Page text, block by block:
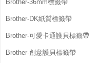
Brother-36mm標籤帶
Brother-DK紙質標籤帶
Brother-可愛卡通護貝標籤帶
Brother-創意護貝標籤帶